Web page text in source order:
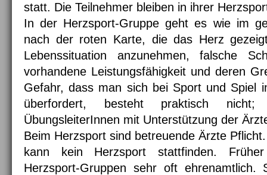
statt. Die Teilnehmer bleiben in ihrer
In der Herzsport-Gruppe geht es wie im
nach der roten Karte, die das Herz
Lebenssituation anzunehmen, falsche
vorhandene Leistungsfähigkeit und deren
Gefahr, dass man sich bei Sport und Spiel
überfordert, besteht praktisch
ÜbungsleiterInnen mit Unterstützung der
Beim Herzsport sind betreuende Ärzte
kann kein Herzsport stattfinden.
Herzsport-Gruppen sehr oft ehrenamtlich.